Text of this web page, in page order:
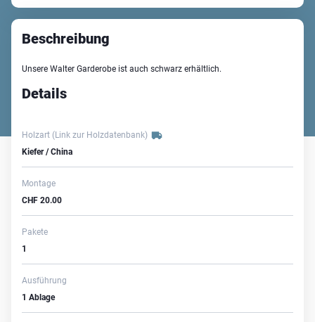
Beschreibung
Unsere Walter Garderobe ist auch schwarz erhältlich.
Details
Holzart (Link zur Holzdatenbank)
Kiefer / China
Montage
CHF 20.00
Pakete
1
Ausführung
1 Ablage